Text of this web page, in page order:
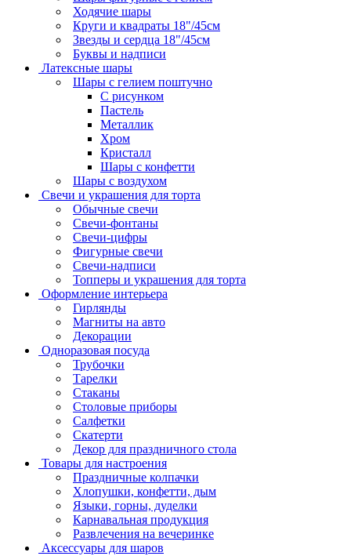
Ходячие шары
Круги и квадраты 18"/45см
Звезды и сердца 18"/45см
Буквы и надписи
Латексные шары
Шары с гелием поштучно
С рисунком
Пастель
Металлик
Хром
Кристалл
Шары с конфетти
Шары с воздухом
Свечи и украшения для торта
Обычные свечи
Свечи-фонтаны
Свечи-цифры
Фигурные свечи
Свечи-надписи
Топперы и украшения для торта
Оформление интерьера
Гирлянды
Магниты на авто
Декорации
Одноразовая посуда
Трубочки
Тарелки
Стаканы
Столовые приборы
Салфетки
Скатерти
Декор для праздничного стола
Товары для настроения
Праздничные колпачки
Хлопушки, конфетти, дым
Языки, горны, дуделки
Карнавальная продукция
Развлечения на вечеринке
Аксессуары для шаров